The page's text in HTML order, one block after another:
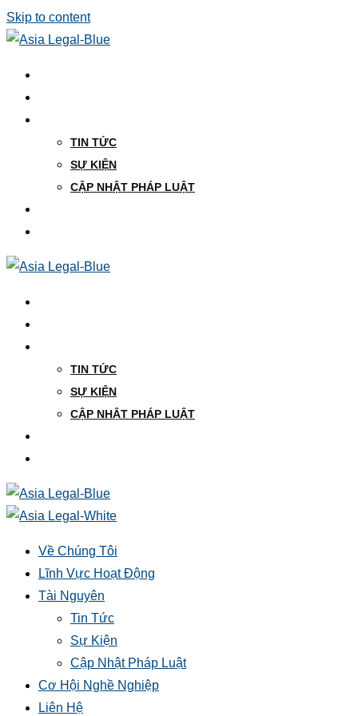
Skip to content
TIN TỨC
SỰ KIỆN
CẬP NHẬT PHÁP LUẬT
TIN TỨC
SỰ KIỆN
CẬP NHẬT PHÁP LUẬT
Về Chúng Tôi
Lĩnh Vực Hoạt Động
Tài Nguyên
Tin Tức
Sự Kiện
Cập Nhật Pháp Luật
Cơ Hội Nghề Nghiệp
Liên Hệ